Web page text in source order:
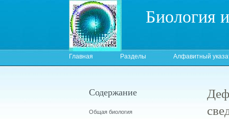
Биология
Главная Разделы Алфавитный
Содержание
Общая биология